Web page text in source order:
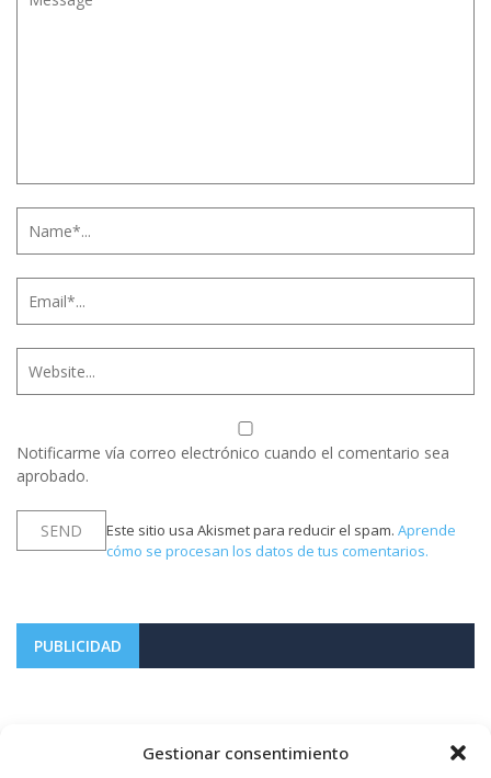
Gestionar consentimiento
Notificarme vía correo electrónico cuando el comentario sea
aprobado.
Este sitio usa Akismet para reducir el spam. Aprende
cómo se procesan los datos de tus comentarios.
PUBLICIDAD